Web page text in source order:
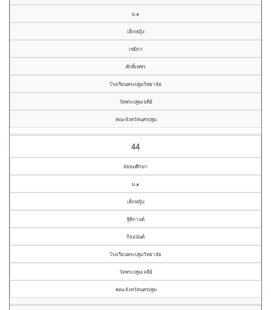
ม.๑
เด็กหญิง
เขมิกา
ศักดิ์เพชร
โรงเรียนพระปฐมวิทยาลัย
วัดพระปฐมเจดีย์
คณะจังหวัดนครปฐม
44
มัธยมศึกษา
ม.๑
เด็กหญิง
ฐิติกานต์
กิจอนันต์
โรงเรียนพระปฐมวิทยาลัย
วัดพระปฐมเจดีย์
คณะจังหวัดนครปฐม